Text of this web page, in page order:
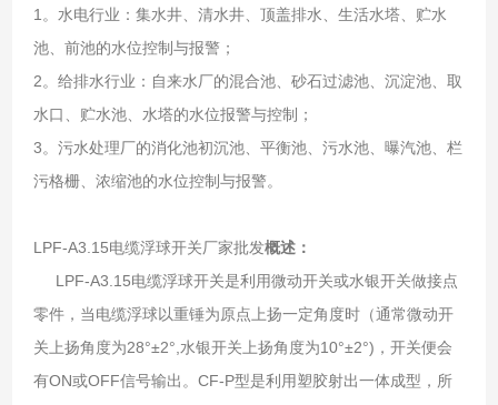
1。水电行业：集水井、清水井、顶盖排水、生活水塔、贮水
池、前池的水位控制与报警；
2。给排水行业：自来水厂的混合池、砂石过滤池、沉淀池、取
水口、贮水池、水塔的水位报警与控制；
3。污水处理厂的消化池初沉池、平衡池、污水池、曝汽池、栏
污格栅、浓缩池的水位控制与报警。
LPF-A3.15电缆浮球开关厂家批发概述：
LPF-A3.15电缆浮球开关是利用微动开关或水银开关做接点
零件，当电缆浮球以重锤为原点上扬一定角度时（通常微动开
关上扬角度为28°±2°,水银开关上扬角度为10°±2°)，开关便会
有ON或OFF信号输出。CF-P型是利用塑胶射出一体成型，所